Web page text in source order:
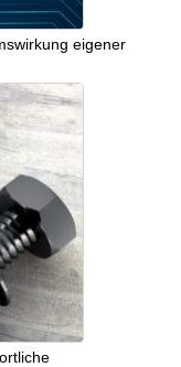
eigener